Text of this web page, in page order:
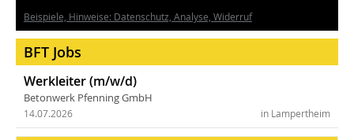
Beispiele, Hinweise: Datenschutz, Analyse, Widerruf
BFT Jobs
Werkleiter (m/w/d)
Betonwerk Pfenning GmbH
in Lampertheim
14.07.2026